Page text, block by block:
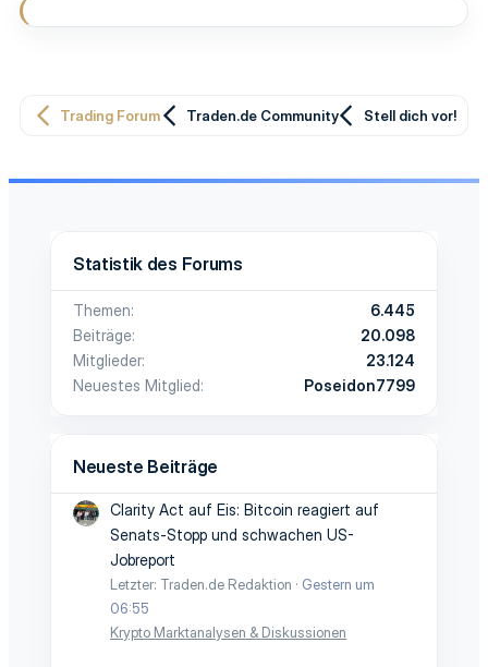
n
Trading Forum Traden.de Community Stell dich vor!
Statistik des Forums
Themen
6.445
Beiträge
20.098
Mitglieder
23.124
Neuestes Mitglied
Poseidon7799
Neueste Beiträge
Clarity Act auf Eis: Bitcoin reagiert auf
Senats-Stopp und schwachen US-
Jobreport
Letzter: Traden.de Redaktion
Gestern um
06:55
Krypto Marktanalysen & Diskussionen